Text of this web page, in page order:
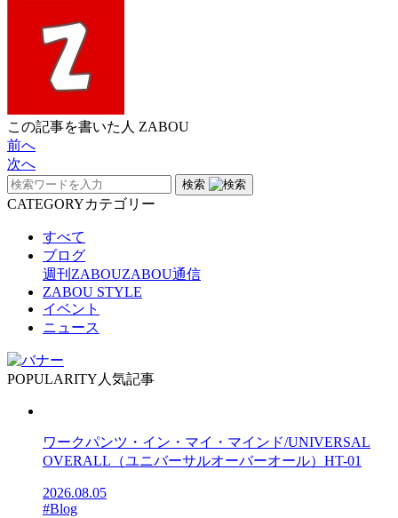
この記事を書いた人 ZABOU
前へ
次へ
検索
CATEGORYカテゴリー
すべて
ブログ
週刊ZABOUZABOU通信
ZABOU STYLE
イベント
ニュース
POPULARITY 人気記事
ワークパンツ・イン・マイ・マインド/UNIVERSAL
OVERALL（ユニバーサルオーバーオール）HT-01
2026.08.05
#Blog